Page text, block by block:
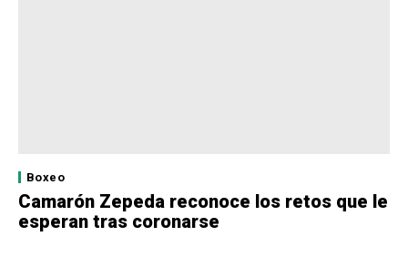
Boxeo
Camarón Zepeda reconoce los retos que le
esperan tras coronarse